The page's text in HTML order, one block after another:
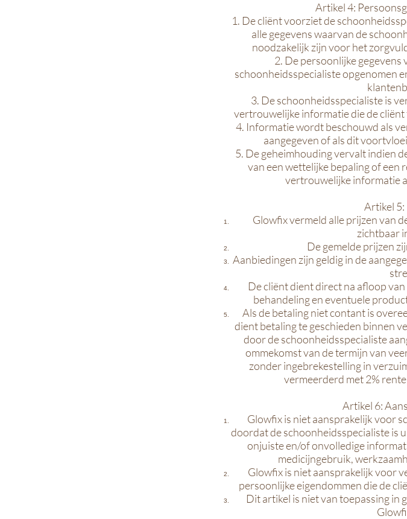
Artikel 4:
1. De cliënt voorziet de
alle gegevens waarvan de
noodzakelijk zijn voor het
2. De persoonlijke
schoonheidsspecialiste opgenomen
3. De schoonheidsspecialiste is
vertrouwelijke informatie die de
4. Informatie wordt beschouwd als
aangegeven of als dit
5. De geheimhouding vervalt indien
van een wettelijke bepaling of een
vertrouwelijke informatie
Artikel
Glowfix vermeld alle prijzen van
zichtbaar
De gemelde prijzen
Aanbiedingen zijn geldig in de
De cliënt dient direct na afloop
behandeling en eventuele
Als de betaling niet contant is
dient betaling te geschieden binnen
door de schoonheidsspecialiste
ommekomst van de termijn van
zonder ingebrekestelling in
vermeerderd met 2%
Artikel 6:
Glowfix is niet aansprakelijk voor
doordat de schoonheidsspecialiste is
onjuiste en/of onvolledige
medicijngebruik,
Glowfix is niet aansprakelijk voor
persoonlijke eigendommen die de
Dit artikel is niet van toepassing in